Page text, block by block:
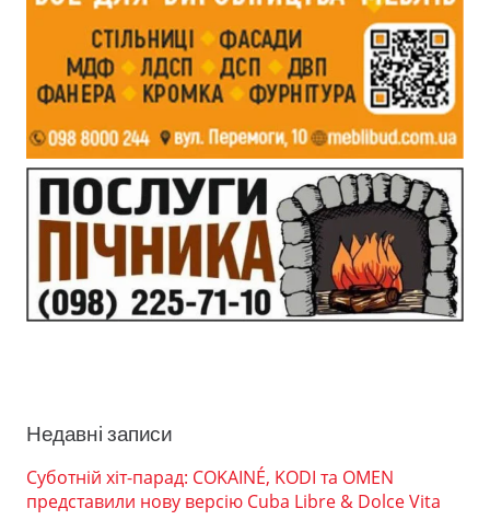
Недавні записи
Суботній хіт-парад: COKAINÉ, KODI та OMEN
представили нову версію Cuba Libre & Dolce Vita